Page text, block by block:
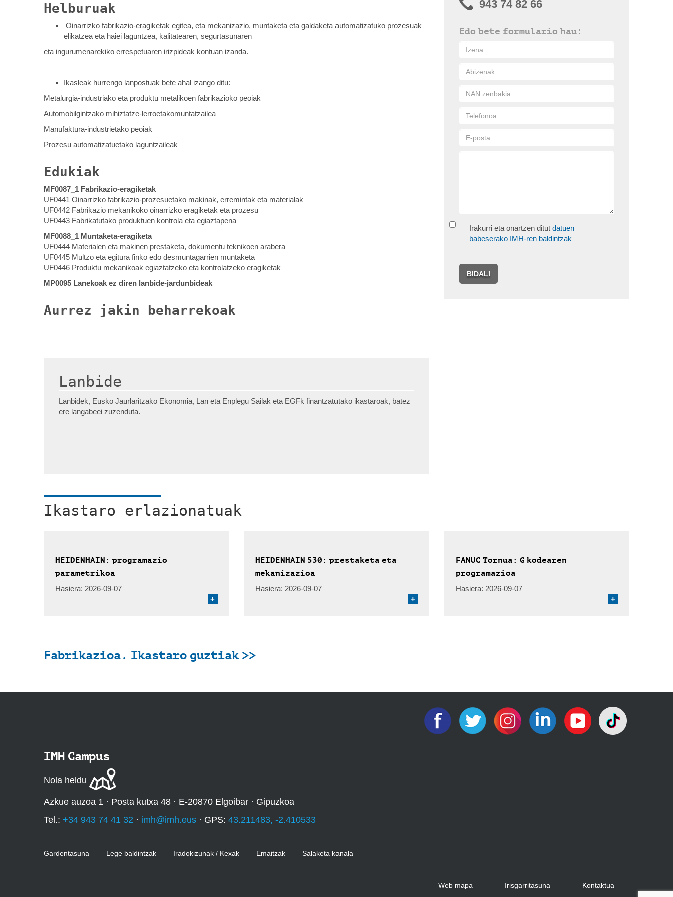
Helburuak
Oinarrizko fabrikazio-eragiketak egitea, eta mekanizazio, muntaketa eta galdaketa automatizatuko prozesuak
elikatzea eta haiei laguntzea, kalitatearen, segurtasunaren
eta ingurumenarekiko errespetuaren irizpideak kontuan izanda.
Ikasleak hurrengo lanpostuak bete ahal izango ditu:
Metalurgia-industriako eta produktu metalikoen fabrikazioko peoiak
Automobilgintzako mihiztatze-lerroetakomuntatzailea
Manufaktura-industrietako peoiak
Prozesu automatizatuetako laguntzaileak
Edukiak
MF0087_1 Fabrikazio-eragiketak
UF0441 Oinarrizko fabrikazio-prozesuetako makinak, erremintak eta materialak
UF0442 Fabrikazio mekanikoko oinarrizko eragiketak eta prozesu
UF0443 Fabrikatutako produktuen kontrola eta egiaztapena
MF0088_1 Muntaketa-eragiketa
UF0444 Materialen eta makinen prestaketa, dokumentu teknikoen arabera
UF0445 Multzo eta egitura finko edo desmuntagarrien muntaketa
UF0446 Produktu mekanikoak egiaztatzeko eta kontrolatzeko eragiketak
MP0095 Lanekoak ez diren lanbide-jardunbideak
Aurrez jakin beharrekoak
Lanbide
Lanbidek, Eusko Jaurlaritzako Ekonomia, Lan eta Enplegu Sailak eta EGFk finantzatutako ikastaroak, batez
ere langabeei zuzenduta.
943 74 82 66
Edo bete formulario hau:
Irakurri eta onartzen ditut datuen
babeserako IMH-ren baldintzak
BIDALI
Ikastaro erlazionatuak
HEIDENHAIN: programazio
parametrikoa
Hasiera: 2026-09-07
+
HEIDENHAIN 530: prestaketa eta
mekanizazioa
Hasiera: 2026-09-07
+
FANUC Tornua: G kodearen
programazioa
Hasiera: 2026-09-07
+
Fabrikazioa. Ikastaro guztiak >>
IMH Campus
Nola heldu
Azkue auzoa 1 · Posta kutxa 48 · E-20870 Elgoibar · Gipuzkoa
Tel.: +34 943 74 41 32 · imh@imh.eus · GPS: 43.211483, -2.410533
Gardentasuna Lege baldintzak Iradokizunak / Kexak Emaitzak Salaketa kanala
Web mapa Irisgarritasuna Kontaktua